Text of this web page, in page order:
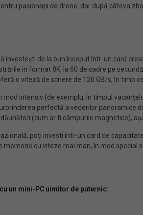
pasionații de drone, dar după câteva
investești de la bun început într-un card
în format 8K, la 60 de cadre pe
o viteză de scriere de 120 GB/s, în timp
intensiv (de exemplu, în timpul
perfectă a vederilor
(cum ar fi câmpurile magnetice),
poți investi într-un card de
cu viteze mai mari, în mod
un mini-PC uimitor de puternic: